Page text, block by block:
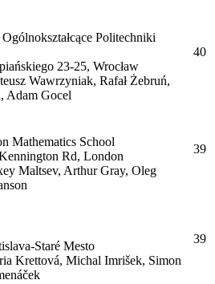
Politechniki
23-25, Wrocław
Wawrzyniak, Rafał Żebruń,
Adam Gocel
40
Mathematics School
Rd, London
Maltsev, Arthur Gray, Oleg
39
Staré Mesto
Krettová, Michal Imrišek, Simon
39